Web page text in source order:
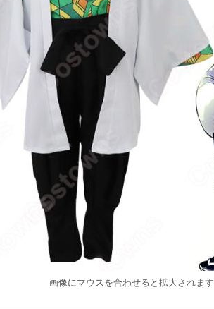
画像にマウスを合わせると拡大されます